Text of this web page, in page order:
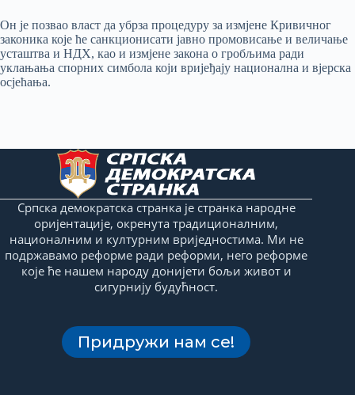
Он је позвао власт да убрза процедуру за измјене Кривичног
законика које ће санкционисати јавно промовисање и величање
усташтва и НДХ, као и измјене закона о гробљима ради
уклањања спорних симбола који вријеђају национална и вјерска
осјећања.
Српска демократска странка је странка народне
оријентације, окренута традиционалним,
националним и културним вриједностима. Ми не
подржавамо реформе ради реформи, него реформе
које ће нашем народу донијети бољи живот и
сигурнију будућност.
Придружи нам се!